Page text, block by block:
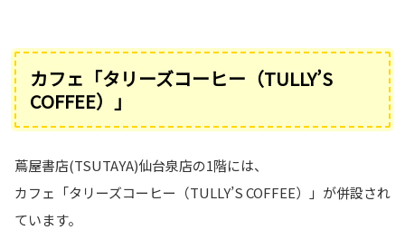
カフェ「タリーズコーヒー（TULLY’S
COFFEE）」
蔦屋書店(TSUTAYA)仙台泉店の1階には、
カフェ「タリーズコーヒー（TULLY’S COFFEE）」が併設され
ています。